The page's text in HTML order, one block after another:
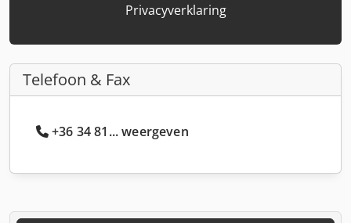
Privacyverklaring
Telefoon & Fax
+36 34 81... weergeven